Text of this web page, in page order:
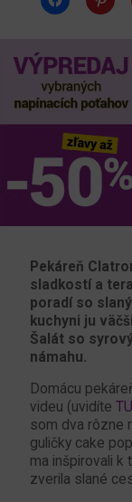
Pekáreň
sladkostí a
poradí so
kuchyni ju
Šalát so
námahu.
Domácu
videu (uvidíte
TU
som dva rôzne
guličky cake
ma inšpirovali k
zverila slané